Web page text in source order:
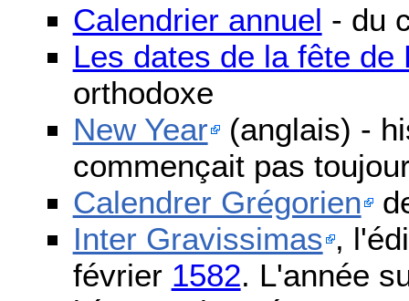
Calendrier annuel - du
Les dates de la fête de
orthodoxe
New Year (anglais) -
commençait pas
Calendrer Grégorien
Inter Gravissimas ,
février 1582. L'année